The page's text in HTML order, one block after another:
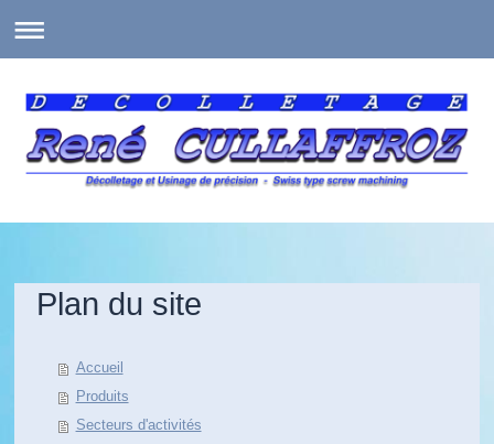
Plan du site
Accueil
Produits
Secteurs d'activités